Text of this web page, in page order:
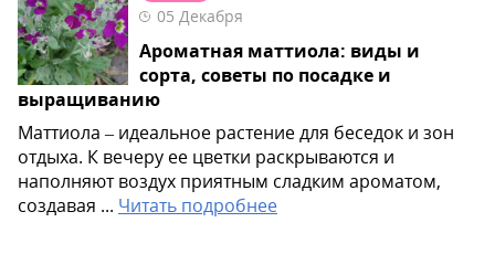
05 Декабря
Ароматная маттиола: виды и
сорта, советы по посадке и
выращиванию
Маттиола – идеальное растение для беседок и зон
отдыха. К вечеру ее цветки раскрываются и
наполняют воздух приятным сладким ароматом,
создавая ... Читать подробнее